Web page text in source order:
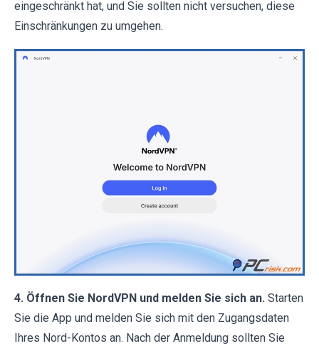
eingeschränkt hat, und Sie sollten nicht versuchen, diese
Einschränkungen zu umgehen.
4. Öffnen Sie NordVPN und melden Sie sich an. Starten
Sie die App und melden Sie sich mit den Zugangsdaten
Ihres Nord-Kontos an. Nach der Anmeldung sollten Sie